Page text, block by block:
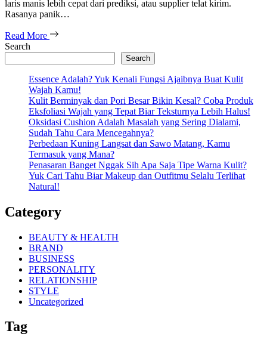
laris manis lebih cepat dari prediksi, atau supplier telat kirim.
Rasanya panik…
Read More
Search
Search
Essence Adalah? Yuk Kenali Fungsi Ajaibnya Buat Kulit
Wajah Kamu!
Kulit Berminyak dan Pori Besar Bikin Kesal? Coba Produk
Eksfoliasi Wajah yang Tepat Biar Teksturnya Lebih Halus!
Oksidasi Cushion Adalah Masalah yang Sering Dialami,
Sudah Tahu Cara Mencegahnya?
Perbedaan Kuning Langsat dan Sawo Matang, Kamu
Termasuk yang Mana?
Penasaran Banget Nggak Sih Apa Saja Tipe Warna Kulit?
Yuk Cari Tahu Biar Makeup dan Outfitmu Selalu Terlihat
Natural!
Category
BEAUTY & HEALTH
BRAND
BUSINESS
PERSONALITY
RELATIONSHIP
STYLE
Uncategorized
Tag